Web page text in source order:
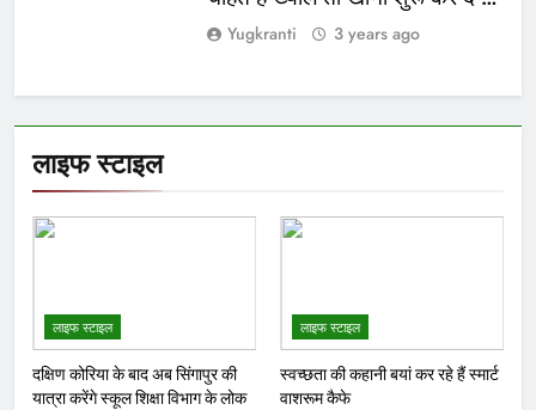
लाइफ स्टाइल
लाइफ स्टाइल
दक्षिण कोरिया के बाद अब सिंगापुर की
यात्रा करेंगे स्कूल शिक्षा विभाग के लोक
लाइफ स्टाइल
स्वच्छता की कहानी बयां कर रहे हैं स्मार्ट
वाशरूम कैफे
4 चीजें
Yugkranti 3 years ago